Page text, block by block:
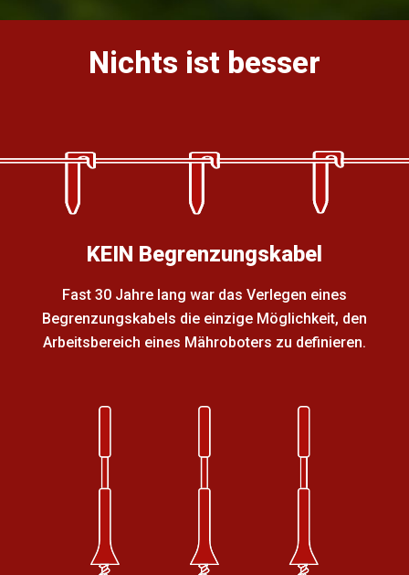
Nichts ist besser
KEIN Begrenzungskabel
Fast 30 Jahre lang war das Verlegen eines
Begrenzungskabels die einzige Möglichkeit, den
Arbeitsbereich eines Mähroboters zu definieren.